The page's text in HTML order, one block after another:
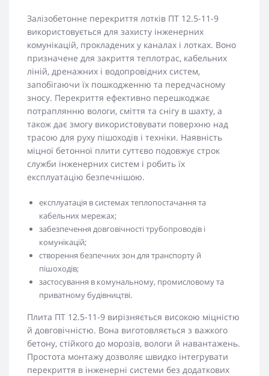
Залізобетонне перекриття лотків ПТ 12.5-11-9
використовується для захисту інженерних
комунікацій, прокладених у каналах і лотках. Воно
призначене для закриття теплотрас, кабельних
ліній, дренажних і водопровідних систем,
запобігаючи їх пошкодженню та передчасному
зносу. Перекриття ефективно перешкоджає
потраплянню вологи, сміття та снігу в шахту, а
також дає змогу використовувати поверхню над
трасою для руху пішоходів і техніки. Наявність
міцної бетонної плити суттєво подовжує строк
служби інженерних систем і робить їх
експлуатацію безпечнішою.
експлуатація в системах теплопостачання та
кабельних мережах;
забезпечення довговічності трубопроводів і
комунікацій;
створення безпечних зон для транспорту й
пішоходів;
застосування в комунальному, промисловому та
приватному будівництві.
Плита ПТ 12.5-11-9 вирізняється високою міцністю
й довговічністю. Вона виготовляється з важкого
бетону, стійкого до морозів, вологи й навантажень.
Простота монтажу дозволяє швидко інтегрувати
перекриття в інженерні системи без додаткових